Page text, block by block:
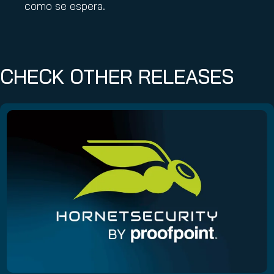
como se espera.
CHECK OTHER RELEASES